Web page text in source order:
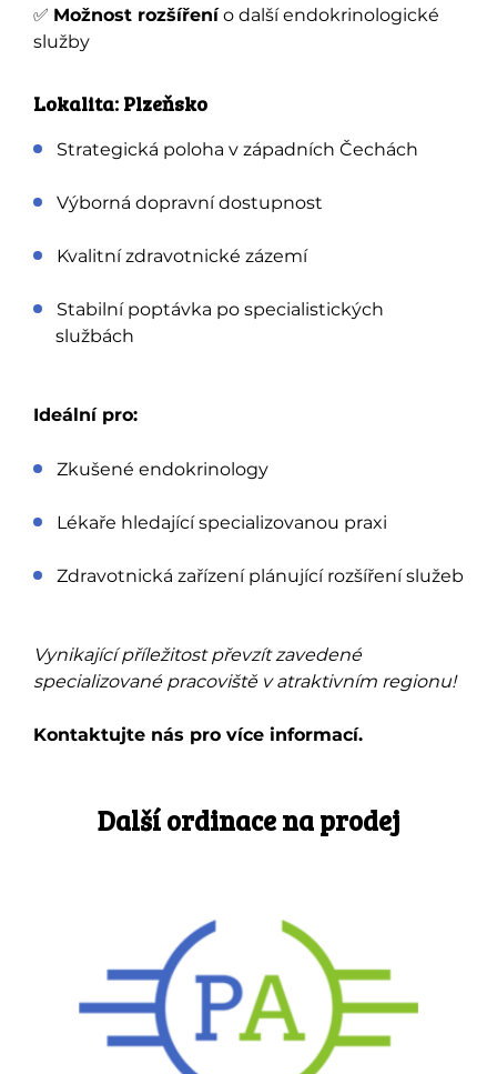
✅ Možnost rozšířenío další endokrinologické
služby
Lokalita: Plzeňsko
Strategická poloha v západních Čechách
Výborná dopravní dostupnost
Kvalitní zdravotnické zázemí
Stabilní poptávka po specialistických
službách
Ideální pro:
Zkušené endokrinology
Lékaře hledající specializovanou praxi
Zdravotnická zařízení plánující rozšíření služeb
Vynikající příležitost převzít zavedené
specializované pracoviště v atraktivním regionu!
Kontaktujte nás pro více informací.
Další ordinace na prodej